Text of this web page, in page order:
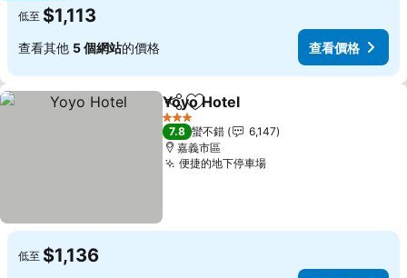
低至 $1,113
查看其他 5 個網站的價格 查看價格
分享 加入我的最愛
Yoyo Hotel
3 星級
7.8 蠻不錯
6,147
嘉義市區
便捷的地下停車場
低至 $1,136